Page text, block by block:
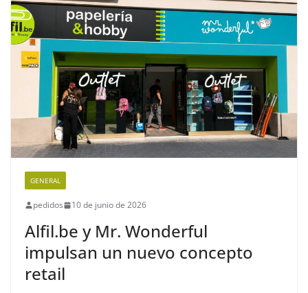
GENERAL
pedidos 10 de junio de 2026
Alfil.be y Mr. Wonderful
impulsan un nuevo concepto
retail